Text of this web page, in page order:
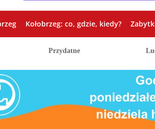
Kołobrzeg: co, gdzie, kiedy?
Przydatne